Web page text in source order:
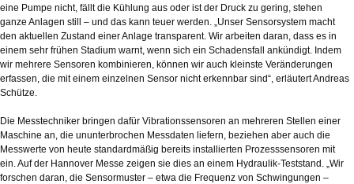
eine Pumpe nicht, fällt die Kühlung aus oder ist der Druck zu gering, stehen
ganze Anlagen still – und das kann teuer werden. „Unser Sensorsystem macht
den aktuellen Zustand einer Anlage transparent. Wir arbeiten daran, dass es in
einem sehr frühen Stadium warnt, wenn sich ein Schadensfall ankündigt. Indem
wir mehrere Sensoren kombinieren, können wir auch kleinste Veränderungen
erfassen, die mit einem einzelnen Sensor nicht erkennbar sind“, erläutert Andreas
Schütze.
Die Messtechniker bringen dafür Vibrationssensoren an mehreren Stellen einer
Maschine an, die ununterbrochen Messdaten liefern, beziehen aber auch die
Messwerte von heute standardmäßig bereits installierten Prozesssensoren mit
ein. Auf der Hannover Messe zeigen sie dies an einem Hydraulik-Teststand. „Wir
forschen daran, die Sensormuster – etwa die Frequenz von Schwingungen –